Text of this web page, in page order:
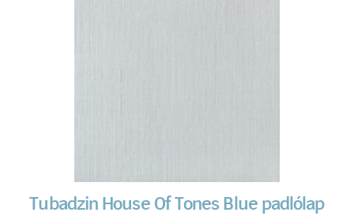
Tubadzin House Of Tones Blue padlólap